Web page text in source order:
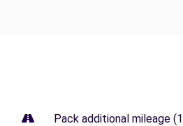
Pack additional mileage